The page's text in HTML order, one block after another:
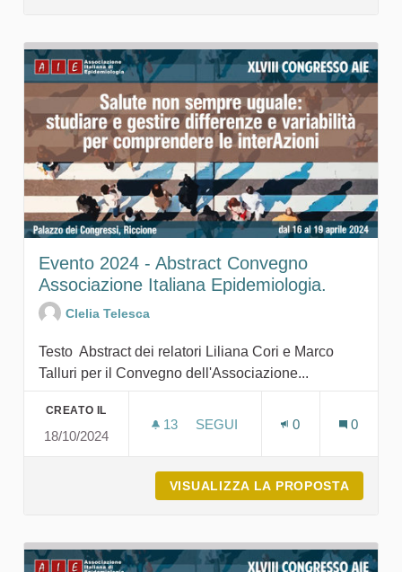
Evento 2024 - Abstract Convegno
Associazione Italiana Epidemiologia.
Clelia Telesca
Testo Abstract dei relatori Liliana Cori e Marco
Talluri per il Convegno dell'Associazione...
CREATO IL
18/10/2024
13 13 SOSTENITORI
SEGUI
0 0
VISUALIZZA LA PROPOSTA